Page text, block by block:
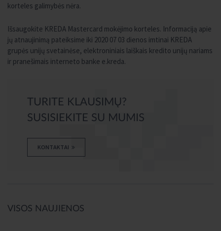
korteles galimybės nėra.
Išsaugokite KREDA Mastercard mokėjimo korteles. Informaciją apie
jų atnaujinimą pateiksime iki 2020 07 03 dienos imtinai KREDA
grupės unijų svetainėse, elektroniniais laiškais kredito unijų nariams
ir pranešimais interneto banke e.kreda.
TURITE KLAUSIMŲ?
SUSISIEKITE SU MUMIS
KONTAKTAI
VISOS NAUJIENOS